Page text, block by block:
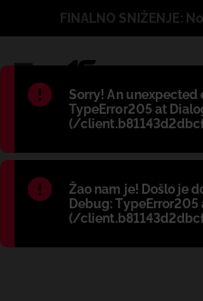
Błąd:
Sorry! An unexpected
TypeError205 at
(/
Błąd:
Žao nam je! Došlo je
Debug: TypeError205
(/
FINALNO SNIŽENJE: